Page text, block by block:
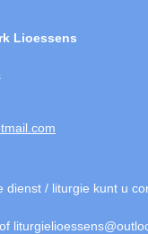
Lioessens
dienst / liturgie kunt u